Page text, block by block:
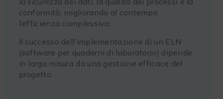
conformità, migliorando al contempo
l’efficienza complessiva.
Il successo dell’implementazione di un ELN
(software per quaderni di laboratorio) dipende
in larga misura da una gestione efficace del
progetto.